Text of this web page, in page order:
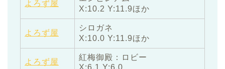
よろず屋
X:10.2 Y:11.9ほか
よろず屋
シロガネ
X:10.0 Y:11.9ほか
よろず屋
紅梅御殿：ロビー
X:6.1 Y:6.0